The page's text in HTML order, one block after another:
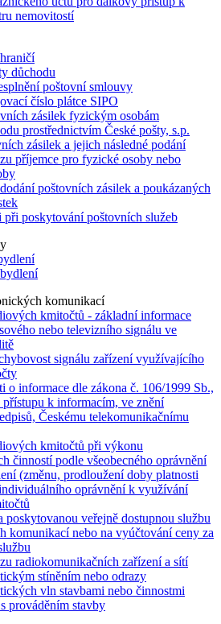
nemovitostí
důchodu
poštovní smlouvy
číslo plátce SIPO
zásilek fyzickým osobám
prostřednictvím České pošty, s.p.
zásilek a jejich následné podání
příjemce pro fyzické osoby nebo
poštovních zásilek a poukázaných
při poskytování poštovních služeb
komunikací
kmitočtů - základní informace
nebo televizního signálu ve
signálu zařízení využívajícího
o informace dle zákona č. 106/1999 Sb.,
přístupu k informacím, ve znění
Českému telekomunikačnímu
kmitočtů při výkonu
činností podle všeobecného oprávnění
(změnu, prodloužení doby platnosti
oprávnění k využívání
poskytovanou veřejně dostupnou službu
komunikací nebo na vyúčtování ceny za
radiokomunikačních zařízení a sítí
stíněním nebo odrazy
vln stavbami nebo činnostmi
prováděním stavby